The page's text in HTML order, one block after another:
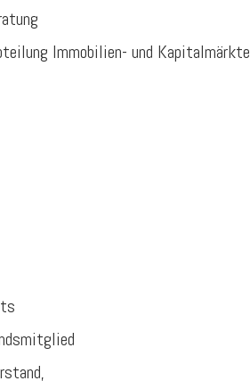
Immobilien- und Kapitalmärkte